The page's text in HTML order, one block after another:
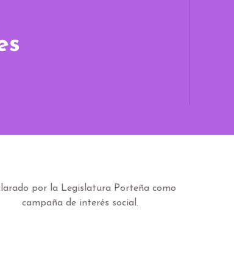
por la Legislatura Porteña como
campaña de interés social.